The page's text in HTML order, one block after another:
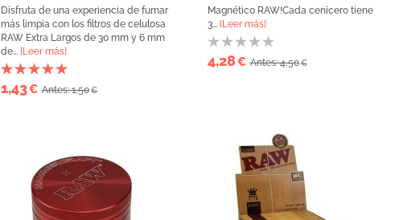
Disfruta de una experiencia de fumar
más limpia con los filtros de celulosa
RAW Extra Largos de 30 mm y 6 mm
de... [Leer más]
1,43€ Antes: 1,50€
Magnético RAW!Cada cenicero tiene
3... [Leer más]
4,28€ Antes: 4,50€